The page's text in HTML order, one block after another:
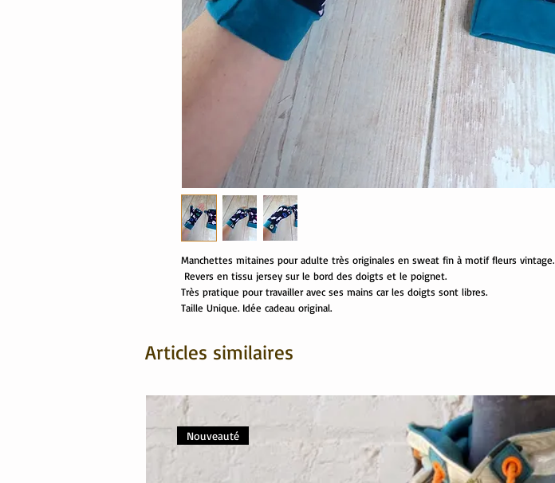
Manchettes mitaines pour adulte très originales en sweat fin à motif fleurs vintage.
Revers en tissu jersey sur le bord des doigts et le poignet.
Très pratique pour travailler avec ses mains car les doigts sont libres.
Taille Unique. Idée cadeau original.
Articles similaires
Nouveauté